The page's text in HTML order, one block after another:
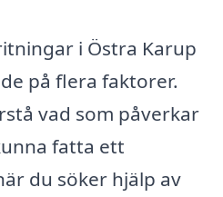
i Östra Karup
på flera faktorer.
vad som påverkar
fatta ett
du söker hjälp av